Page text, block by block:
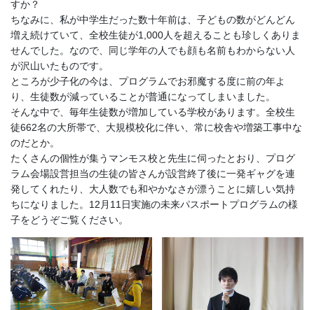
すか？
ちなみに、私が中学生だった数十年前は、子どもの数がどんどん
増え続けていて、全校生徒が1,000人を超えることも珍しくありま
せんでした。なので、同じ学年の人でも顔も名前もわからない人
が沢山いたものです。
ところが少子化の今は、プログラムでお邪魔する度に前の年よ
り、生徒数が減っていることが普通になってしまいました。
そんな中で、毎年生徒数が増加している学校があります。全校生
徒662名の大所帯で、大規模校化に伴い、常に校舎や増築工事中な
のだとか。
たくさんの個性が集うマンモス校と先生に伺ったとおり、プログ
ラム会場設営担当の生徒の皆さんが設営終了後に一発ギャグを連
発してくれたり、大人数でも和やかなさが漂うことに嬉しい気持
ちになりました。12月11日実施の未来パスポートプログラムの様
子をどうぞご覧ください。